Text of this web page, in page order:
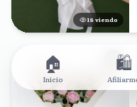
18 viendo
🏠
Inicio
🛍️